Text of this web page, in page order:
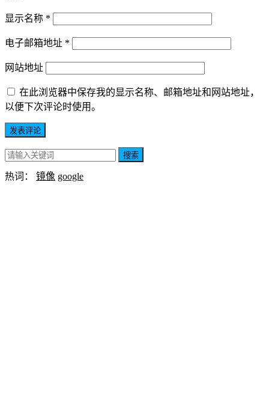
显示名称 *
电子邮箱地址 *
网站地址
在此浏览器中保存我的显示名称、邮箱地址和网站地址，
以便下次评论时使用。
搜索
热词： 镜像 google